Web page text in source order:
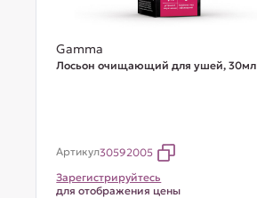
Gamma
Лосьон очищающий для ушей, 30мл
Артикул30592005
Зарегистрируйтесь
для отображения цены